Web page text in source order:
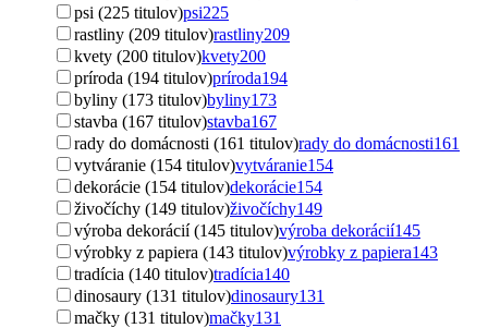
psi (225 titulov)psi225
rastliny (209 titulov)rastliny209
kvety (200 titulov)kvety200
príroda (194 titulov)príroda194
byliny (173 titulov)byliny173
stavba (167 titulov)stavba167
rady do domácnosti (161 titulov)rady do domácnosti161
vytváranie (154 titulov)vytváranie154
dekorácie (154 titulov)dekorácie154
živočíchy (149 titulov)živočíchy149
výroba dekorácií (145 titulov)výroba dekorácií145
výrobky z papiera (143 titulov)výrobky z papiera143
tradícia (140 titulov)tradícia140
dinosaury (131 titulov)dinosaury131
mačky (131 titulov)mačky131